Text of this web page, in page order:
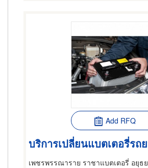
Add RFQ
บริการเปลี่ยนแบตเตอรี่รถ
เพชรพรรณาราย ราชาแบตเตอรี่ อยุธ